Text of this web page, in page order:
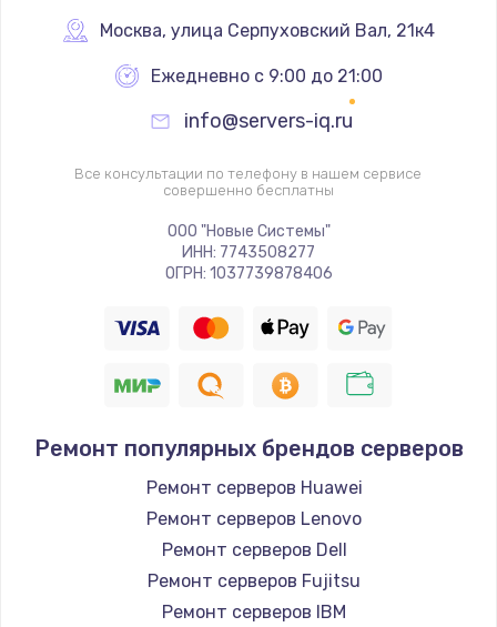
Замена видеочипа
2745 руб.
Заказать
Настройка BIOS
995 руб.
1200 руб.
Настройка ОС
Заказать
Чистка от пыли
Москва, улица Серпуховский Вал, 21к4
Ежедневно с 9:00 до 21:00
info@servers-iq.ru
Все консультации по телефону в нашем сервисе
совершенно бесплатны
ООО "Новые Системы"
ИНН: 7743508277
ОГРН: 1037739878406
Ремонт популярных брендов серверов
Ремонт серверов Huawei
Ремонт серверов Lenovo
Ремонт серверов Dell
Ремонт серверов Fujitsu
Ремонт серверов IBM